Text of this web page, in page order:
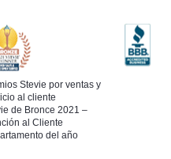
Stevie por ventas y
al cliente
de Bronce 2021 –
al Cliente
del año